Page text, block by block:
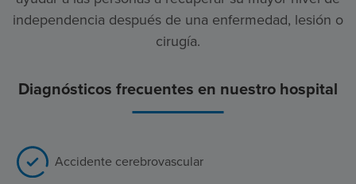
independencia después de una enfermedad, lesión o
cirugía.
Diagnósticos frecuentes en nuestro hospital
Accidente cerebrovascular